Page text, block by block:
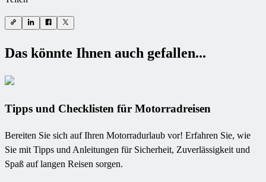
Das könnte Ihnen auch gefallen...
Tipps und Checklisten für Motorradreisen
Bereiten Sie sich auf Ihren Motorradurlaub vor! Erfahren Sie, wie
Sie mit Tipps und Anleitungen für Sicherheit, Zuverlässigkeit und
Spaß auf langen Reisen sorgen.